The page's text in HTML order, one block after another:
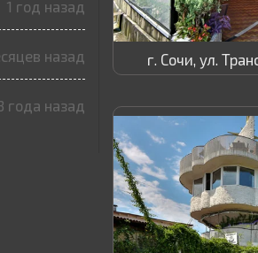
1 год назад
назад
года назад
г. Сочи, ул.